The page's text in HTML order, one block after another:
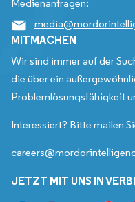
Medienanfragen:
MITMACHEN
Wir sind immer auf der
die über ein
Problemlösungsfähigkeit
Interessiert? Bitte mailen
JETZT MIT UNS IN